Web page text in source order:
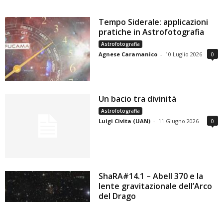
Tempo Siderale: applicazioni
pratiche in Astrofotografia
Astrofotografia
Agnese Caramanico - 10 Luglio 2026 0
Un bacio tra divinità
Astrofotografia
Luigi Civita (UAN) - 11 Giugno 2026 0
ShaRA#14.1 – Abell 370 e la
lente gravitazionale dell’Arco
del Drago